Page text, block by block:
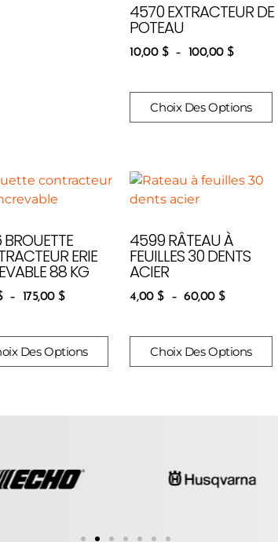
4570 EXTRACTEUR DE
POTEAU
10,00 $ – 100,00 $
Choix Des Options
ERIE
88 KG
– 175,00 $
Des Options
4599 RÂTEAU À
FEUILLES 30 DENTS
ACIER
4,00 $ – 60,00 $
Choix Des Options